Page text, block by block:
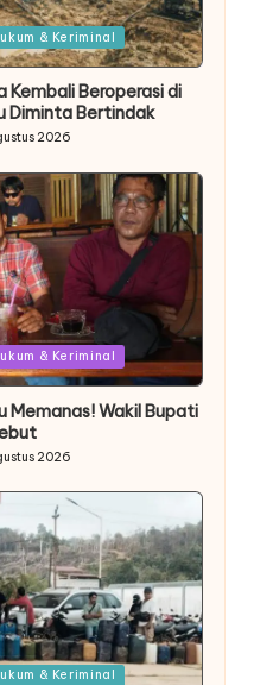
& Keriminal
Kembali Beroperasi di
Diminta Bertindak
2026
& Keriminal
Memanas! Wakil Bupati
2026
& Keriminal